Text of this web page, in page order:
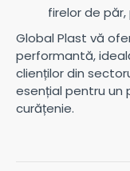
firelor de
Global Plast vă
performantă,
clienților din
esențial pentru un
curățenie.